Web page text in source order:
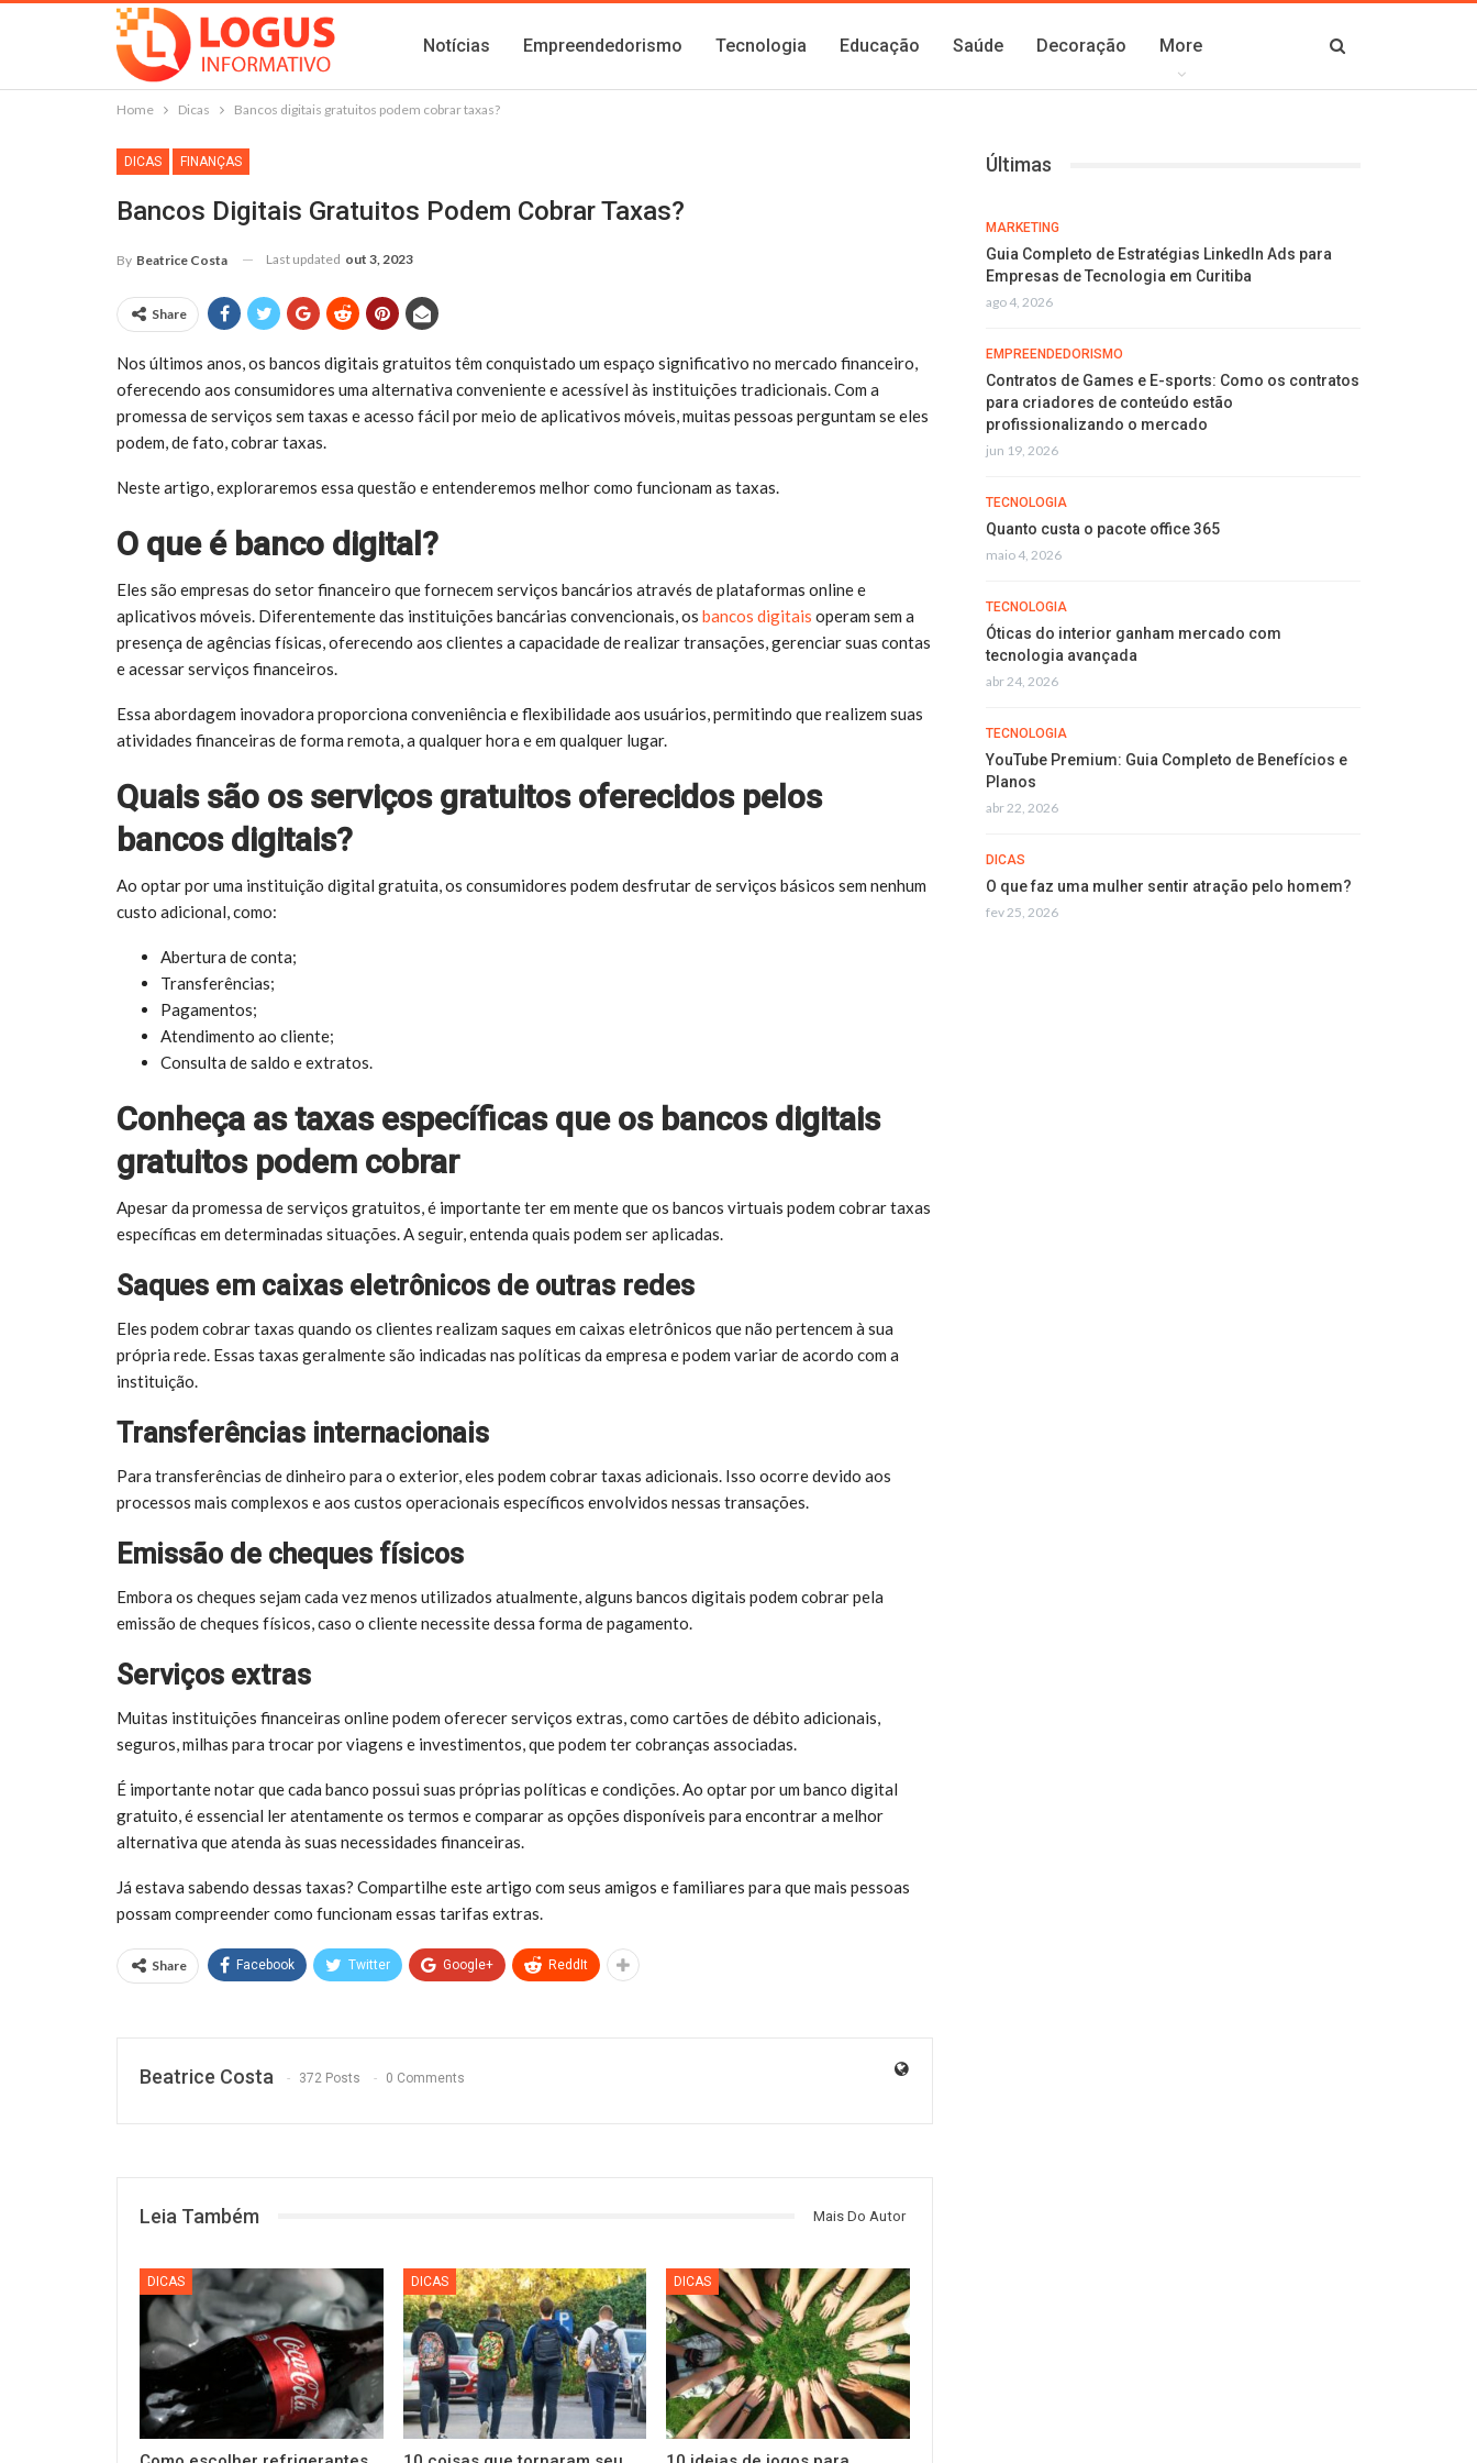
Notícias Empreendedorismo Tecnologia Educação Saúde Decoração More
Home Dicas Bancos digitais gratuitos podem cobrar taxas?
DICAS FINANÇAS
Bancos Digitais Gratuitos Podem Cobrar Taxas?
By Beatrice Costa Last updated out 3, 2023
Share
Nos últimos anos, os bancos digitais gratuitos têm conquistado um espaço significativo no mercado financeiro,
oferecendo aos consumidores uma alternativa conveniente e acessível às instituições tradicionais. Com a
promessa de serviços sem taxas e acesso fácil por meio de aplicativos móveis, muitas pessoas perguntam se eles
podem, de fato, cobrar taxas.
Neste artigo, exploraremos essa questão e entenderemos melhor como funcionam as taxas.
O que é banco digital?
Eles são empresas do setor financeiro que fornecem serviços bancários através de plataformas online e
aplicativos móveis. Diferentemente das instituições bancárias convencionais, os bancos digitais operam sem a
presença de agências físicas, oferecendo aos clientes a capacidade de realizar transações, gerenciar suas contas
e acessar serviços financeiros.
Essa abordagem inovadora proporciona conveniência e flexibilidade aos usuários, permitindo que realizem suas
atividades financeiras de forma remota, a qualquer hora e em qualquer lugar.
Quais são os serviços gratuitos oferecidos pelos
bancos digitais?
Ao optar por uma instituição digital gratuita, os consumidores podem desfrutar de serviços básicos sem nenhum
custo adicional, como:
Abertura de conta;
Transferências;
Pagamentos;
Atendimento ao cliente;
Consulta de saldo e extratos.
Conheça as taxas específicas que os bancos digitais
gratuitos podem cobrar
Apesar da promessa de serviços gratuitos, é importante ter em mente que os bancos virtuais podem cobrar taxas
específicas em determinadas situações. A seguir, entenda quais podem ser aplicadas.
Saques em caixas eletrônicos de outras redes
Eles podem cobrar taxas quando os clientes realizam saques em caixas eletrônicos que não pertencem à sua
própria rede. Essas taxas geralmente são indicadas nas políticas da empresa e podem variar de acordo com a
instituição.
Transferências internacionais
Para transferências de dinheiro para o exterior, eles podem cobrar taxas adicionais. Isso ocorre devido aos
processos mais complexos e aos custos operacionais específicos envolvidos nessas transações.
Emissão de cheques físicos
Embora os cheques sejam cada vez menos utilizados atualmente, alguns bancos digitais podem cobrar pela
emissão de cheques físicos, caso o cliente necessite dessa forma de pagamento.
Serviços extras
Muitas instituições financeiras online podem oferecer serviços extras, como cartões de débito adicionais,
seguros, milhas para trocar por viagens e investimentos, que podem ter cobranças associadas.
É importante notar que cada banco possui suas próprias políticas e condições. Ao optar por um banco digital
gratuito, é essencial ler atentamente os termos e comparar as opções disponíveis para encontrar a melhor
alternativa que atenda às suas necessidades financeiras.
Já estava sabendo dessas taxas? Compartilhe este artigo com seus amigos e familiares para que mais pessoas
possam compreender como funcionam essas tarifas extras.
Share Facebook Twitter Google+ ReddIt
Beatrice Costa 372 Posts 0 Comments
Leia Também Mais Do Autor
DICAS DICAS DICAS
Últimas
MARKETING
Guia Completo de Estratégias LinkedIn Ads para
Empresas de Tecnologia em Curitiba
ago 4, 2026
EMPREENDEDORISMO
Contratos de Games e E-sports: Como os contratos
para criadores de conteúdo estão
profissionalizando o mercado
jun 19, 2026
TECNOLOGIA
Quanto custa o pacote office 365
maio 4, 2026
TECNOLOGIA
Óticas do interior ganham mercado com
tecnologia avançada
abr 24, 2026
TECNOLOGIA
YouTube Premium: Guia Completo de Benefícios e
Planos
abr 22, 2026
DICAS
O que faz uma mulher sentir atração pelo homem?
fev 25, 2026